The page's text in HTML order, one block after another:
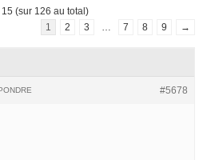
(sur 126 au total)
1
2 3 7 8 9 →
#5678